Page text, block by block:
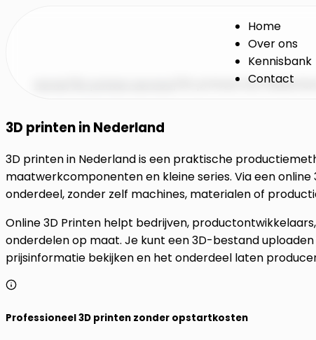
Home
Over ons
Kennisbank
Contact
3D printservice Nederland
3D printen in Nederland
3D printen in Nederland is een praktische
maatwerkcomponenten en kleine series. Via een
onderdeel, zonder zelf machines, materialen of
Online 3D Printen helpt bedrijven,
onderdelen op maat. Je kunt een 3D-bestand uploaden
prijsinformatie bekijken en het onderdeel laten
Professioneel 3D printen zonder opstartkosten